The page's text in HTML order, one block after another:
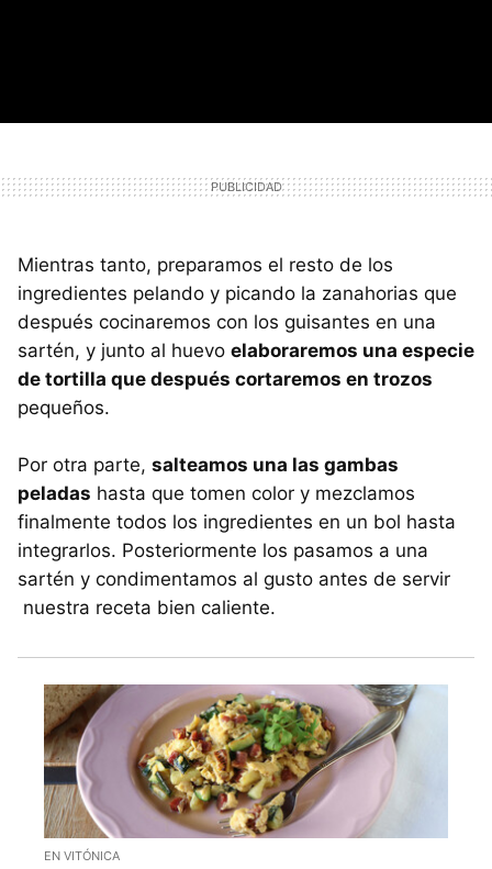
Mientras tanto, preparamos el resto de los
ingredientes pelando y picando la zanahorias que
después cocinaremos con los guisantes en una
sartén, y junto al huevo elaboraremos una especie
de tortilla que después cortaremos en trozos
pequeños.
Por otra parte, salteamos una las gambas
peladas hasta que tomen color y mezclamos
finalmente todos los ingredientes en un bol hasta
integrarlos. Posteriormente los pasamos a una
sartén y condimentamos al gusto antes de servir
nuestra receta bien caliente.
EN VITÓNICA